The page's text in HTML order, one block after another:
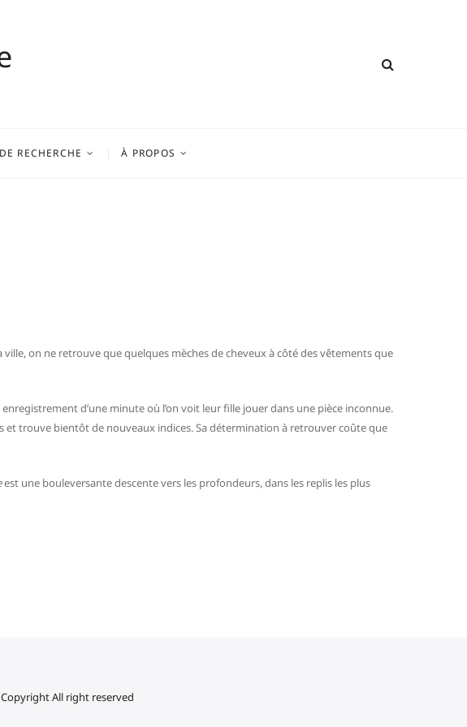
RECHERCHE À PROPOS
on ne retrouve que quelques mèches de cheveux à côté des vêtements que
d’une minute où l’on voit leur fille jouer dans une pièce inconnue.
et trouve bientôt de nouveaux indices. Sa détermination à retrouver coûte que
est une bouleversante descente vers les profondeurs, dans les replis les plus
All right reserved